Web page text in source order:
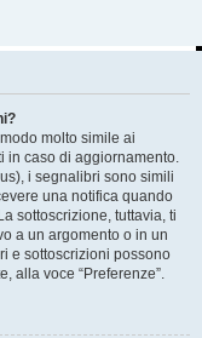
molto simile ai
caso di aggiornamento.
i segnalibri sono simili
una notifica quando
sottoscrizione, tuttavia, ti
a un argomento o in un
e sottoscrizioni possono
alla voce “Preferenze”.